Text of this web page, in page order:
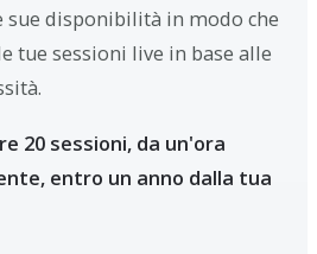
sue disponibilità in modo che
tue sessioni live in base alle
20 sessioni, da un'ora
entro un anno dalla tua